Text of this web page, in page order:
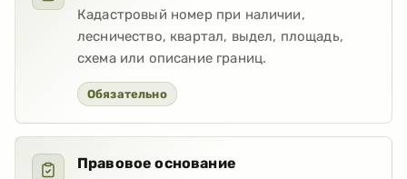
Кадастровый номер при наличии,
лесничество, квартал, выдел, площадь,
схема или описание границ.
Обязательно
Правовое основание